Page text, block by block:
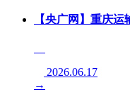
【央广网】重庆
2026.06.17
→